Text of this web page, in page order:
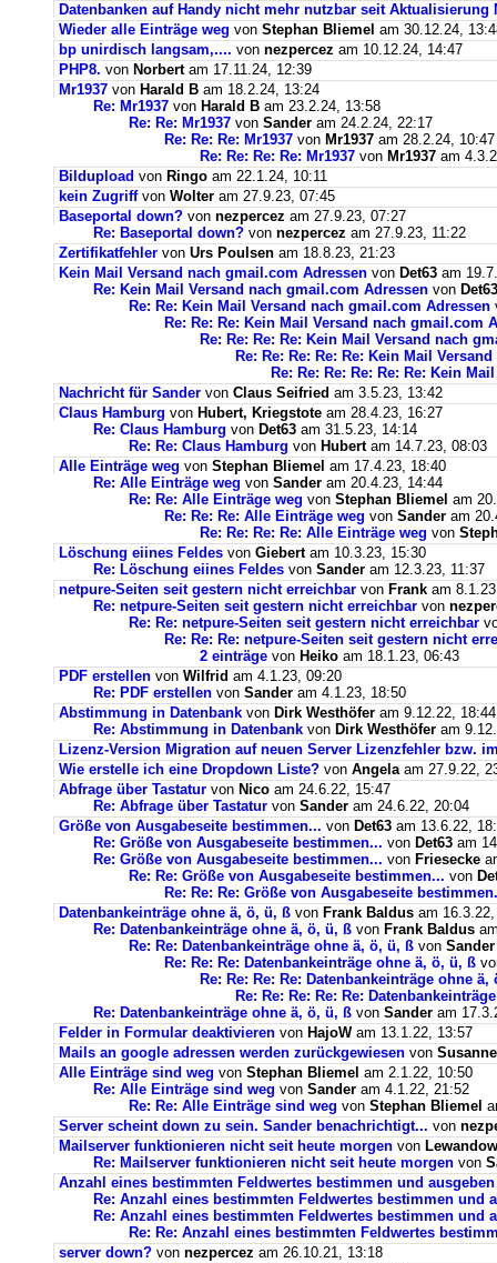
Datenbanken auf Handy nicht mehr nutzbar seit Aktualisierung
Wieder alle Einträge weg von Stephan Bliemel am 30.12.24,
bp unirdisch langsam,.... von nezpercez am 10.12.24, 14:47
PHP8. von Norbertam 17.11.24, 12:39
Mr1937 von Harald B am 18.2.24, 13:24
Re: Mr1937 von Harald B am 23.2.24, 13:58
Re: Re: Mr1937 von Sander am 24.2.24, 22:17
Re: Re: Re: Mr1937 von Mr1937 am 28.2.24, 10:47
Re: Re: Re: Re: Mr1937 von Mr1937 am
Bildupload von Ringo am 22.1.24, 10:11
kein Zugriffvon Wolter am 27.9.23, 07:45
Baseportal down? von nezpercez am 27.9.23, 07:27
Re: Baseportal down? von nezpercez am 27.9.23, 11:22
Zertifikatfehler von Urs Poulsen am 18.8.23, 21:23
Kein Mail Versand nach gmail.com Adressen von Det63 am
Re: Kein Mail Versand nach gmail.com Adressen von Det63
Re: Re: Kein Mail Versand nach gmail.com Adressen
Re: Re: Re: Kein Mail Versand nach gmail.com
Re: Re: Re: Re: Kein Mail Versand nach
Re: Re: Re: Re: Re: Kein Mail
Re: Re: Re: Re: Re: Re: Kein
Nachricht für Sander von Claus Seifried am 3.5.23, 13:42
Claus Hamburg von Hubert, Kriegstote am 28.4.23, 16:27
Re: Claus Hamburg von Det63 am 31.5.23, 14:14
Re: Re: Claus Hamburg von Hubertam 14.7.23, 08:03
Alle Einträge weg von Stephan Bliemel am 17.4.23, 18:40
Re: Alle Einträge weg von Sander am 20.4.23, 14:44
Re: Re: Alle Einträge weg von Stephan Bliemel am
Re: Re: Re: Alle Einträge weg von Sander am
Re: Re: Re: Re: Alle Einträge weg von
Löschung eiines Feldes von Giebertam 10.3.23, 15:30
Re: Löschung eiines Feldes von Sander am 12.3.23, 11:37
netpure-Seiten seit gestern nicht erreichbar von Frank am
Re: netpure-Seiten seit gestern nicht erreichbar von
Re: Re: netpure-Seiten seit gestern nicht erreichbar
Re: Re: Re: netpure-Seiten seit gestern nicht
2 einträge von Heiko am 18.1.23, 06:43
PDF erstellen von Wilfrid am 4.1.23, 09:20
Re: PDF erstellen von Sander am 4.1.23, 18:50
Abstimmung in Datenbank von Dirk Westhöfer am 9.12.22, 18:44
Re: Abstimmung in Datenbank von Dirk Westhöfer am
Lizenz-Version Migration auf neuen Server Lizenzfehler bzw.
Wie erstelle ich eine Dropdown Liste? von Angela am 27.9.22,
Abfrage über Tastatur von Nico am 24.6.22, 15:47
Re: Abfrage über Tastatur von Sander am 24.6.22, 20:04
Größe von Ausgabeseite bestimmen... von Det63 am 13.6.22,
Re: Größe von Ausgabeseite bestimmen... von Det63 am
Re: Größe von Ausgabeseite bestimmen... von Friesecke
Re: Re: Größe von Ausgabeseite bestimmen... von
Re: Re: Re: Größe von Ausgabeseite
Datenbankeinträge ohne ä, ö, ü, ß von Frank Baldus am
Re: Datenbankeinträge ohne ä, ö, ü, ß von Frank Baldus
Re: Re: Datenbankeinträge ohne ä, ö, ü, ß von Sander
Re: Re: Re: Datenbankeinträge ohne ä, ö, ü, ß
Re: Re: Re: Re: Datenbankeinträge ohne ä,
Re: Re: Re: Re: Re:
Re: Datenbankeinträge ohne ä, ö, ü, ß von Sander am
Felder in Formular deaktivieren von HajoWam 13.1.22, 13:57
Mails an google adressen werden zurückgewiesen von Susanne
Alle Einträge sind weg von Stephan Bliemel am 2.1.22, 10:50
Re: Alle Einträge sind weg von Sander am 4.1.22, 21:52
Re: Re: Alle Einträge sind weg von Stephan Bliemel
Server scheint down zu sein. Sander benachrichtigt... von
Mailserver funktionieren nicht seit heute morgen von
Re: Mailserver funktionieren nicht seit heute morgen von
Anzahl eines bestimmten Feldwertes bestimmen und ausgeben
Re: Anzahl eines bestimmten Feldwertes bestimmen und
Re: Anzahl eines bestimmten Feldwertes bestimmen und
Re: Re: Anzahl eines bestimmten Feldwertes
server down? von nezpercez am 26.10.21, 13:18